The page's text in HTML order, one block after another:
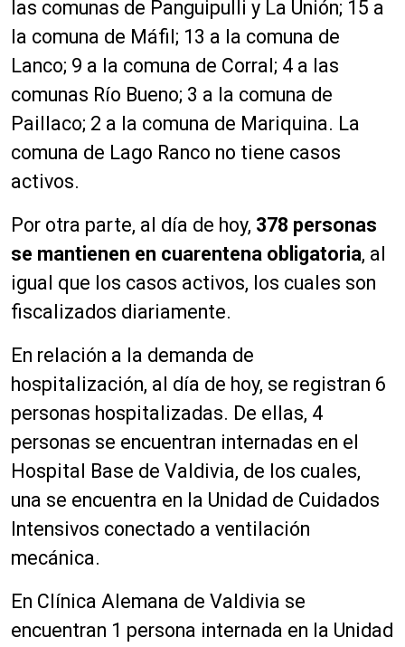
las comunas de Panguipulli y La Unión; 15 a
la comuna de Máfil; 13 a la comuna de
Lanco; 9 a la comuna de Corral; 4 a las
comunas Río Bueno; 3 a la comuna de
Paillaco; 2 a la comuna de Mariquina. La
comuna de Lago Ranco no tiene casos
activos.
Por otra parte, al día de hoy, 378 personas
se mantienen en cuarentena obligatoria, al
igual que los casos activos, los cuales son
fiscalizados diariamente.
En relación a la demanda de
hospitalización, al día de hoy, se registran 6
personas hospitalizadas. De ellas, 4
personas se encuentran internadas en el
Hospital Base de Valdivia, de los cuales,
una se encuentra en la Unidad de Cuidados
Intensivos conectado a ventilación
mecánica.
En Clínica Alemana de Valdivia se
encuentran 1 persona internada en la Unidad